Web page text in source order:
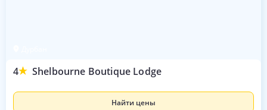
4 Shelbourne Boutique Lodge
Найти цены